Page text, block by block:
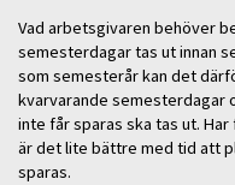
Vad arbetsgivaren behöver
semesterdagar tas ut innan
som semesterår kan det
kvarvarande semesterdagar
inte får sparas ska tas ut.
är det lite bättre med tid att
sparas.